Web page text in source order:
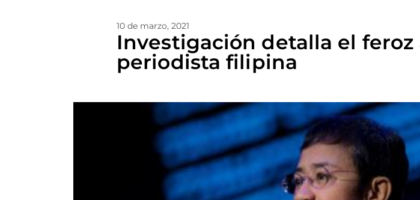
10 de marzo, 2021
Investigación detalla el feroz
periodista filipina